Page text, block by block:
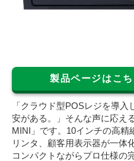
製品ページはこち
「クラウド型POSレジを導
安がある。」そんな声に応え
MINI」です。10インチの高
リンタ、顧客用表示器が一体
コンパクトながらプロ仕様の